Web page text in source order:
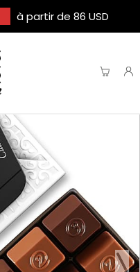
à partir de 86 USD